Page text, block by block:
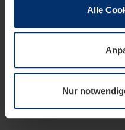
wenn diese für den
notwendig sind. Für alle
wir Ihre Erlaubnis. Ihre
Datenschutzerklärung
widerrufen.
Alle
Nur